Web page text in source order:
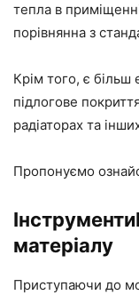
тепла в
порівнянна з
Крім того, є
підлогове
радіаторах та
Пропонуємо
матеріалу
Приступаючи до